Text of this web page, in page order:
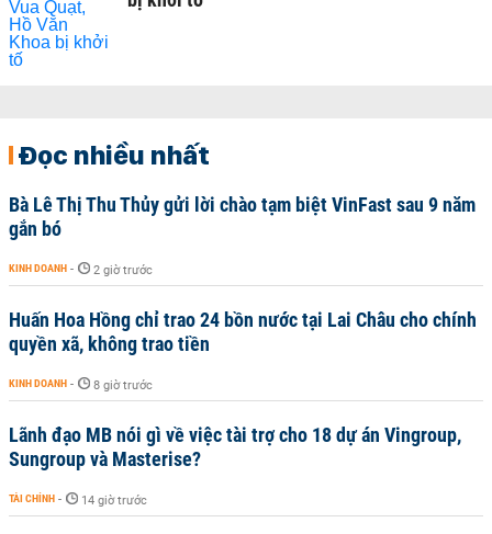
Đọc nhiều nhất
Bà Lê Thị Thu Thủy gửi lời chào tạm biệt VinFast sau 9 năm
gắn bó
KINH DOANH - 2 giờ trước
Huấn Hoa Hồng chỉ trao 24 bồn nước tại Lai Châu cho chính
quyền xã, không trao tiền
KINH DOANH - 8 giờ trước
Lãnh đạo MB nói gì về việc tài trợ cho 18 dự án Vingroup,
Sungroup và Masterise?
TÀI CHÍNH - 14 giờ trước